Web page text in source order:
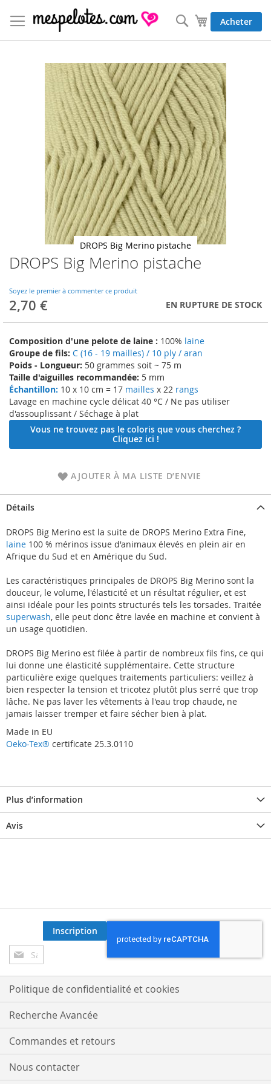
au
contenu
Mon panier
Acheter
Rechercher
DROPS Big Merino pistache
Soyez le premier à commenter ce produit
2,70 € EN RUPTURE DE STOCK
Composition d'une pelote de laine : 100% laine
Groupe de fils: C (16 - 19 mailles) / 10 ply / aran
Poids - Longueur: 50 grammes soit ~ 75 m
Taille d'aiguilles recommandée: 5 mm
Échantillon: 10 x 10 cm = 17 mailles x 22 rangs
Lavage en machine cycle délicat 40 °C / Ne pas utiliser
d'assouplissant / Séchage à plat
Vous ne trouvez pas le coloris que vous cherchez ?
Cliquez ici !
AJOUTER À MA LISTE D’ENVIE
DROPS Big Merino pistache
Skip
to
beginning
of
the
gallery
Détails
DROPS Big Merino est la suite de DROPS Merino Extra Fine,
laine 100 % mérinos issue d'animaux élevés en plein air en
Afrique du Sud et en Amérique du Sud.
Les caractéristiques principales de DROPS Big Merino sont la
douceur, le volume, l'élasticité et un résultat régulier, et est
ainsi idéale pour les points structurés tels les torsades. Traitée
superwash, elle peut donc être lavée en machine et convient à
un usage quotidien.
DROPS Big Merino est filée à partir de nombreux fils fins, ce qui
lui donne une élasticité supplémentaire. Cette structure
particulière exige quelques traitements particuliers: veillez à
bien respecter la tension et tricotez plutôt plus serré que trop
lâche. Ne pas laver les vêtements à l'eau trop chaude, ne
jamais laisser tremper et faire sécher bien à plat.
Made in EU
Oeko-Tex® certificate 25.3.0110
Plus d’information
Avis
Inscription
à
notre
lettre
d’information
:
Inscription
Politique de confidentialité et cookies
Recherche Avancée
Commandes et retours
Nous contacter